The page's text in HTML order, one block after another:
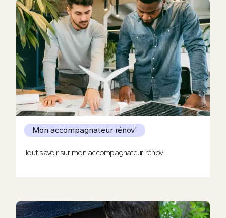
Mon accompagnateur rénov'
Tout savoir sur mon accompagnateur rénov